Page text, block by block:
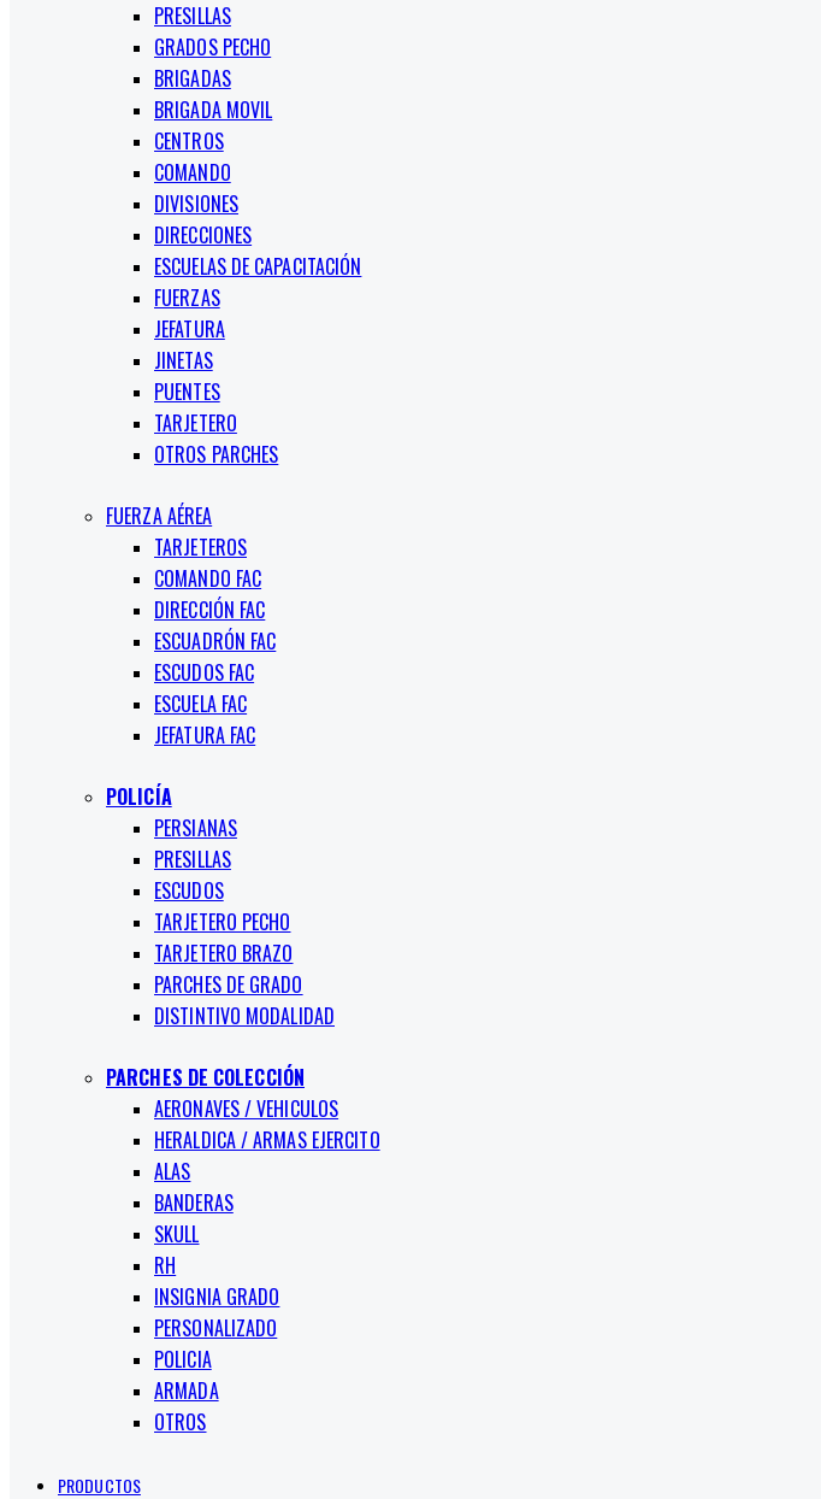
PRESILLAS
GRADOS PECHO
BRIGADAS
BRIGADA MOVIL
CENTROS
COMANDO
DIVISIONES
DIRECCIONES
ESCUELAS DE CAPACITACIÓN
FUERZAS
JEFATURA
JINETAS
PUENTES
TARJETERO
OTROS PARCHES
FUERZA AÉREA
TARJETEROS
COMANDO FAC
DIRECCIÓN FAC
ESCUADRÓN FAC
ESCUDOS FAC
ESCUELA FAC
JEFATURA FAC
POLICÍA
PERSIANAS
PRESILLAS
ESCUDOS
TARJETERO PECHO
TARJETERO BRAZO
PARCHES DE GRADO
DISTINTIVO MODALIDAD
PARCHES DE COLECCIÓN
AERONAVES / VEHICULOS
HERALDICA / ARMAS EJERCITO
ALAS
BANDERAS
SKULL
RH
INSIGNIA GRADO
PERSONALIZADO
POLICIA
ARMADA
OTROS
PRODUCTOS